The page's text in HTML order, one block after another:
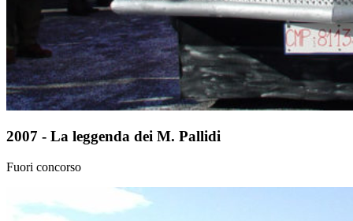
2007 - La leggenda dei M. Pallidi
Fuori concorso